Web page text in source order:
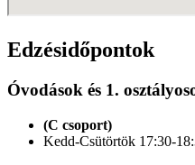
Edzésidőpontok
Óvodások és 1.
(C csoport)
Kedd-Csütörtök 17:30-